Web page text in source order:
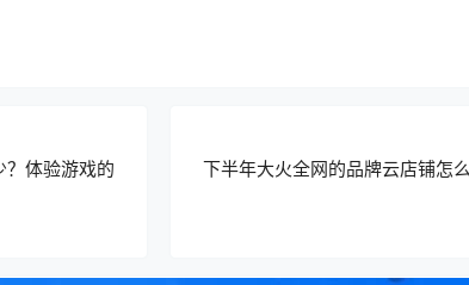
？体验游戏的
下半年大火全网的品牌云店铺怎